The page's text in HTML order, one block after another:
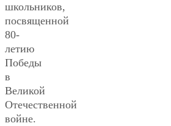
школьников,
посвященной
80-
летию
Победы
в
Великой
Отечественной
войне.